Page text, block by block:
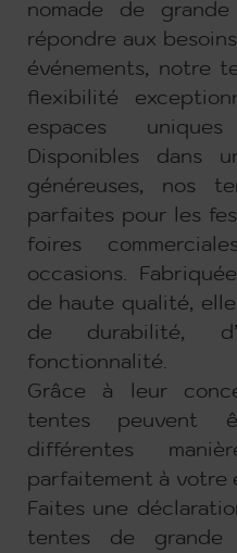
nomade de
répondre aux
événements, notre
flexibilité
espaces
Disponibles dans
généreuses, nos
parfaites pour les
foires
occasions.
de haute qualité,
de durabilité,
fonctionnalité.
Grâce à leur
tentes peuvent
différentes
parfaitement à votre
Faites une
tentes de